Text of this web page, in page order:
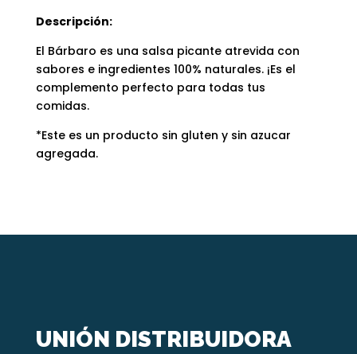
Descripción:
El Bárbaro es una salsa picante atrevida con
sabores e ingredientes 100% naturales. ¡Es el
complemento perfecto para todas tus
comidas.
*Este es un producto sin gluten y sin azucar
agregada.
UNIÓN DISTRIBUIDORA